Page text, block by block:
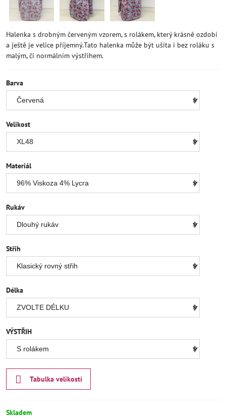
Halenka s drobným červeným vzorem, s rolákem, který krásně ozdobí
a ještě je velice příjemný.Tato halenka může být ušita i bez roláku s
malým, či normálním výstřihem.
Barva
Velikost
Materiál
Rukáv
Střih
Délka
VÝSTŘIH
Tabulka velikostí
Skladem